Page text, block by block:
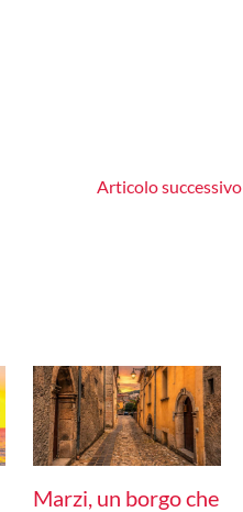
Articolo successivo
Marzi, un borgo che